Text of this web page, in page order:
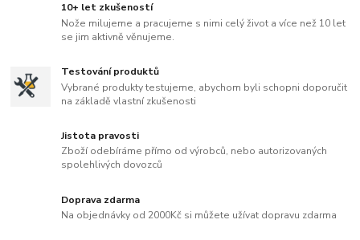
10+ let zkušeností
Nože milujeme a pracujeme s nimi celý život a více než 10 let
se jim aktivně věnujeme.
Testování produktů
Vybrané produkty testujeme, abychom byli schopni doporučit
na základě vlastní zkušenosti
Jistota pravosti
Zboží odebíráme přímo od výrobců, nebo autorizovaných
spolehlivých dovozců
Doprava zdarma
Na objednávky od 2000Kč si můžete užívat dopravu zdarma